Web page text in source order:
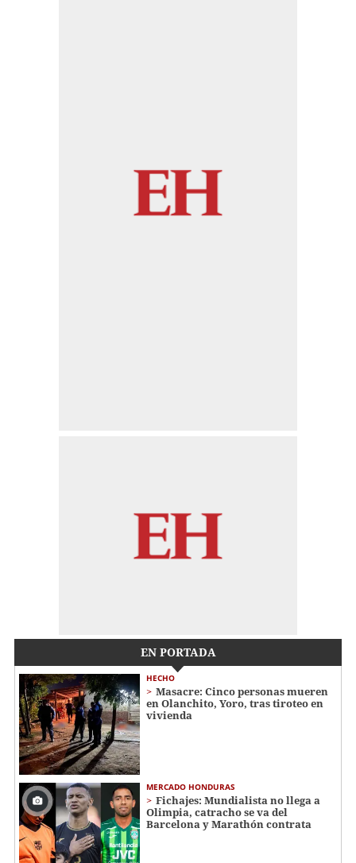
EN PORTADA
HECHO
Masacre: Cinco personas mueren
en Olanchito, Yoro, tras tiroteo en
vivienda
MERCADO HONDURAS
Fichajes: Mundialista no llega a
Olimpia, catracho se va del
Barcelona y Marathón contrata